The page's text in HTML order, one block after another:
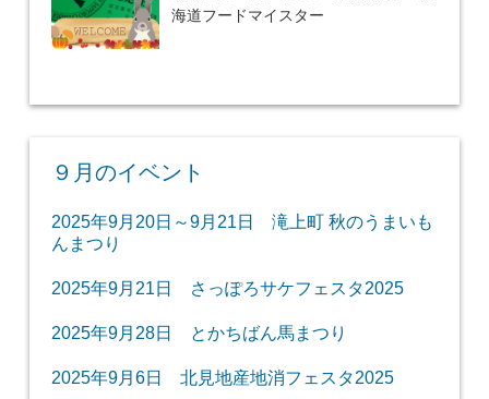
海道フードマイスター
９月のイベント
2025年9月20日～9月21日 滝上町 秋のうまいも
んまつり
2025年9月21日 さっぽろサケフェスタ2025
2025年9月28日 とかちばん馬まつり
2025年9月6日 北見地産地消フェスタ2025